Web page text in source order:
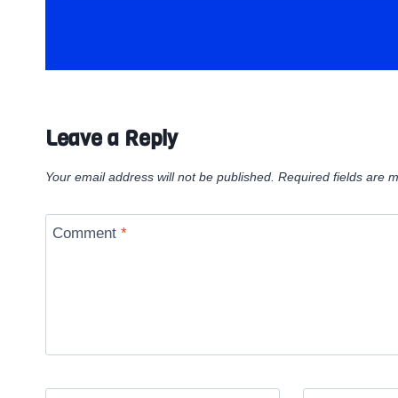
Leave a Reply
Your email address will not be published. Required fields are
Comment *